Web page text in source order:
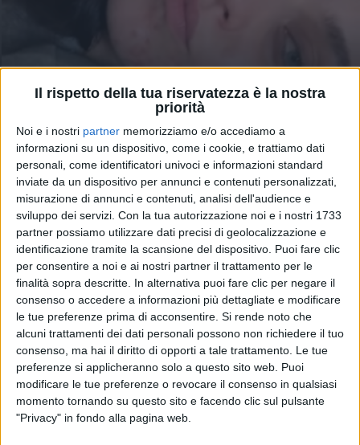
Il rispetto della tua riservatezza è la nostra
priorità
Noi e i nostri partner memorizziamo e/o accediamo a
informazioni su un dispositivo, come i cookie, e trattiamo dati
personali, come identificatori univoci e informazioni standard
inviate da un dispositivo per annunci e contenuti personalizzati,
misurazione di annunci e contenuti, analisi dell'audience e
sviluppo dei servizi. Con la tua autorizzazione noi e i nostri 1733
partner possiamo utilizzare dati precisi di geolocalizzazione e
identificazione tramite la scansione del dispositivo. Puoi fare clic
per consentire a noi e ai nostri partner il trattamento per le
finalità sopra descritte. In alternativa puoi fare clic per negare il
consenso o accedere a informazioni più dettagliate e modificare
le tue preferenze prima di acconsentire. Si rende noto che
alcuni trattamenti dei dati personali possono non richiedere il tuo
consenso, ma hai il diritto di opporti a tale trattamento. Le tue
preferenze si applicheranno solo a questo sito web. Puoi
modificare le tue preferenze o revocare il consenso in qualsiasi
momento tornando su questo sito e facendo clic sul pulsante
"Privacy" in fondo alla pagina web.
"REALITY CHECK" 01 apr 2025
Gaia si mostra senza filtri: "Se il corpo
chiama, devo per forza rispondere"
L'artista vuole normalizzare la sua pelle e raccontare
tutta sè stessa, per convivere al meglio con il
processo di guarigione
diCristina Camporese